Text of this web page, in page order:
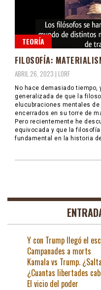
TEORÍA
FILOSOFÍA:
ABRIL 26, 2023 | LORF
No hace demasiado tiempo,
generalizada de que la
elucubraciones mentales
encerrados en su torre de
Pero recientemente he
equivocada y que la filosofía
fundamental en la historia
Y con Trump llegó el
Campanades a morts
Kamala vs Trump.
¿Cuantas libertades
El vicio del poder